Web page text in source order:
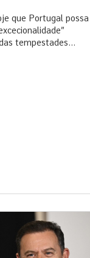
que Portugal possa
tempestades...